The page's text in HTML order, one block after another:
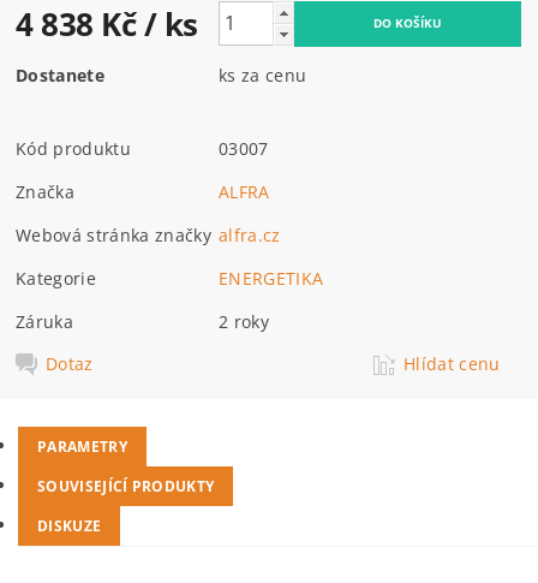
4 838 Kč/ ks
Dostanete ks za cenu
Kód produktu
03007
Značka
ALFRA
Webová stránka značky alfra.cz
Kategorie
ENERGETIKA
Záruka
2 roky
Dotaz
Hlídat cenu
PARAMETRY
SOUVISEJÍCÍ PRODUKTY
DISKUZE